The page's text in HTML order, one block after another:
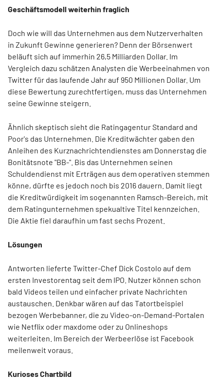
Geschäftsmodell weiterhin fraglich
Doch wie will das Unternehmen aus dem Nutzerverhalten
in Zukunft Gewinne generieren? Denn der Börsenwert
beläuft sich auf immerhin 26,5 Milliarden Dollar. Im
Vergleich dazu schätzen Analysten die Werbeeinahmen von
Twitter für das laufende Jahr auf 950 Millionen Dollar. Um
diese Bewertung zurechtfertigen, muss das Unternehmen
seine Gewinne steigern.
Ähnlich skeptisch sieht die Ratingagentur Standard and
Poor's das Unternehmen. Die Kreditwächter gaben den
Anleihen des Kurznachrichtendienstes am Donnerstag die
Bonitätsnote "BB-". Bis das Unternehmen seinen
Schuldendienst mit Erträgen aus dem operativen stemmen
könne, dürfte es jedoch noch bis 2016 dauern. Damit liegt
die Kreditwürdigkeit im sogenannten Ramsch-Bereich, mit
dem Ratingunternehmen spekualtive Titel kennzeichen.
Die Aktie fiel daraufhin um fast sechs Prozent.
Lösungen
Antworten lieferte Twitter-Chef Dick Costolo auf dem
ersten Investorentag seit dem IPO. Nutzer können schon
bald Videos teilen und einfacher private Nachrichten
austauschen. Denkbar wären auf das Tatortbeispiel
bezogen Werbebanner, die zu Video-on-Demand-Portalen
wie Netflix oder maxdome oder zu Onlineshops
weiterleiten. Im Bereich der Werbeerlöse ist Facebook
meilenweit voraus.
Kurioses Chartbild